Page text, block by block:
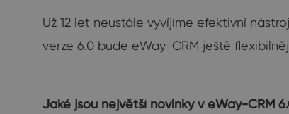
Už 12 let neustále vyvíjíme efektivní
verze 6.0 bude eWay-CRM ještě
Jaké jsou největší novinky v eWay-CRM